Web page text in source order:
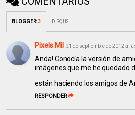
BLOGGER:3 DISQUS
Pixels Mil 21 de septiembre de 2012 a
Anda! Conocía la versión de
imágenes que me he quedado
están haciendo los amigos de
RESPONDER